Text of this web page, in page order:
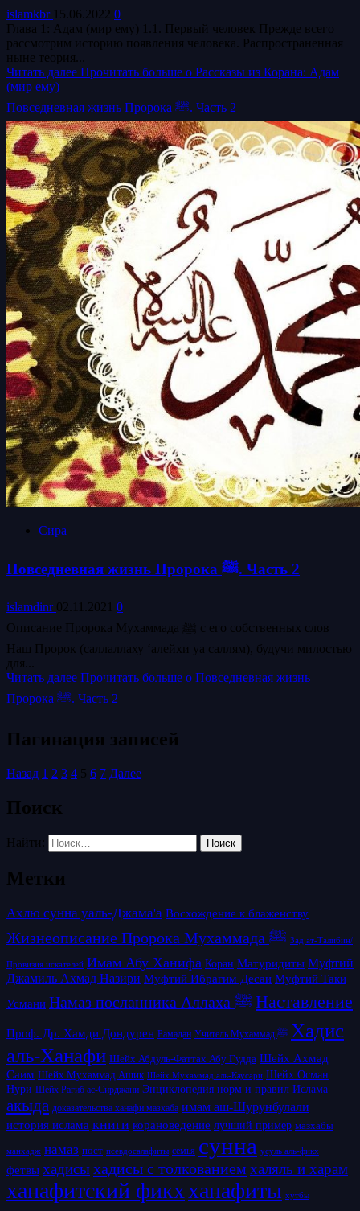
islamkbr 15.06.2022 0
Глава 1: Адам (мир ему) 1.1. Первый человек Прежде всего
рассмотрим историю появления человека. Распространенная
ныне теория...
Читать далее Прочитать больше о Рассказы из Корана: Адам
(мир ему)
Повседневная жизнь Пророка ﷺ. Часть 2
Сира
Повседневная жизнь Пророка ﷺ. Часть 2
islamdinr 02.11.2021 0
Описание Пророка Мухаммада ﷺ с его собственных слов
Наш Пророк (саллаллаху ‘алейхи уа саллям), будучи милостью
для...
Читать далее Прочитать больше о Повседневная жизнь
Пророка ﷺ. Часть 2
Пагинация записей
Назад 1 2 3 4 5 6 7 Далее
Поиск
Найти:
Метки
Ахлю сунна уаль-Джама'а Восхождение к блаженству
Жизнеописание Пророка Мухаммада ﷺ Зад ат-Талибин/
Провизия искателей Имам Абу Ханифа Коран Матуридиты Муфтий
Джамиль Ахмад Назири Муфтий Ибрагим Десаи Муфтий Таки
Усмани
Намаз посланника Аллаха ﷺ Наставление
Проф. Др. Хамди Дондурен Рамадан Учитель Мухаммад ﷺ Хадис
аль-Ханафи Шейх Абдуль-Фаттах Абу Гудда Шейх Ахмад
Саим Шейх Мухаммад Ашик Шейх Мухаммад аль-Каусари Шейх Осман
Нури Шейх Рагиб ас-Сирджани Энциклопедия норм и правил Ислама
акыда доказательства ханафи мазхаба имам аш-Шурунбулали
история ислама книги корановедение лучший пример мазхабы
манхадж намаз пост псевдосалафиты семья сунна усуль аль-фикх
фетвы хадисыхадисы с толкованием халяль и харам
ханафитский фикхханафиты хутбы